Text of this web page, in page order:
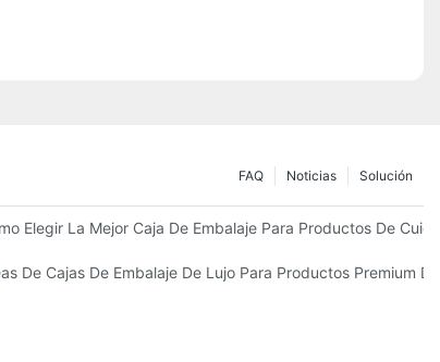
Solución
Noticias
FAQ
Elegir La Mejor Caja De Embalaje Para Productos De
Que Fomentan La Fidelidad A La Marca
De Cajas De Embalaje De Lujo Para Productos Premium